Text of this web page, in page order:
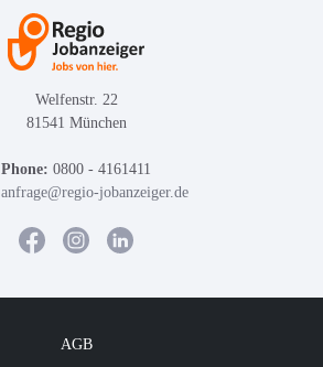
Welfenstr. 22
81541 München
Phone: 0800 - 4161411
anfrage@regio-jobanzeiger.de
AGB